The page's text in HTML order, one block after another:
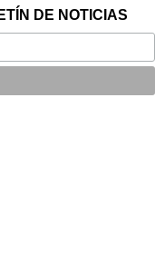
DE NOTICIAS